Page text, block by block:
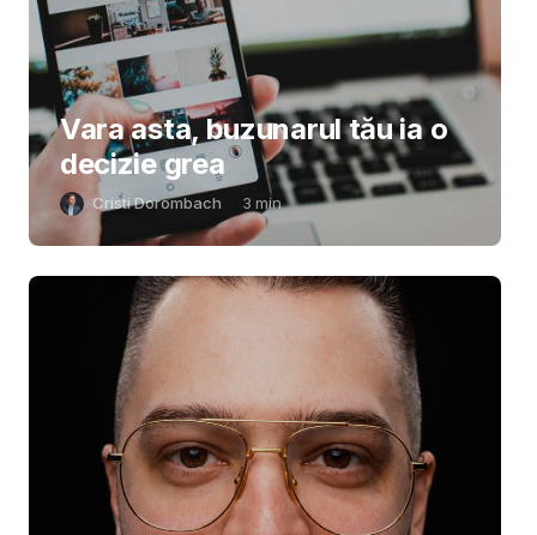
Vara asta, buzunarul tău ia o
decizie grea
Cristi Dorombach 3 min